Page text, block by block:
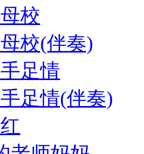
校
校(伴奏)
足情
足情(伴奏)